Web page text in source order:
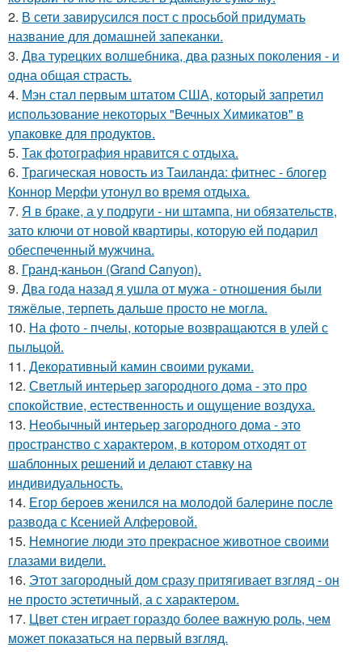
2. В сети завирусился пост с просьбой придумать
название для домашней запеканки.
3. Два турецких волшебника, два разных поколения - и
одна общая страсть.
4. Мэн стал первым штатом США, который запретил
использование некоторых "Вечных Химикатов" в
упаковке для продуктов.
5. Так фотография нравится с отдыха.
6. Трагическая новость из Таиланда: фитнес - блогер
Коннор Мерфи утонул во время отдыха.
7. Я в браке, а у подруги - ни штампа, ни обязательств,
зато ключи от новой квартиры, которую ей подарил
обеспеченный мужчина.
8. Гранд-каньон (Grand Canyon).
9. Два года назад я ушла от мужа - отношения были
тяжёлые, терпеть дальше просто не могла.
10. На фото - пчелы, которые возвращаются в улей с
пыльцой.
11. Декоративный камин своими руками.
12. Светлый интерьер загородного дома - это про
спокойствие, естественность и ощущение воздуха.
13. Необычный интерьер загородного дома - это
пространство с характером, в котором отходят от
шаблонных решений и делают ставку на
индивидуальность.
14. Егор бероев женился на молодой балерине после
развода с Ксенией Алферовой.
15. Немногие люди это прекрасное животное своими
глазами видели.
16. Этот загородный дом сразу притягивает взгляд - он
не просто эстетичный, а с характером.
17. Цвет стен играет гораздо более важную роль, чем
может показаться на первый взгляд.